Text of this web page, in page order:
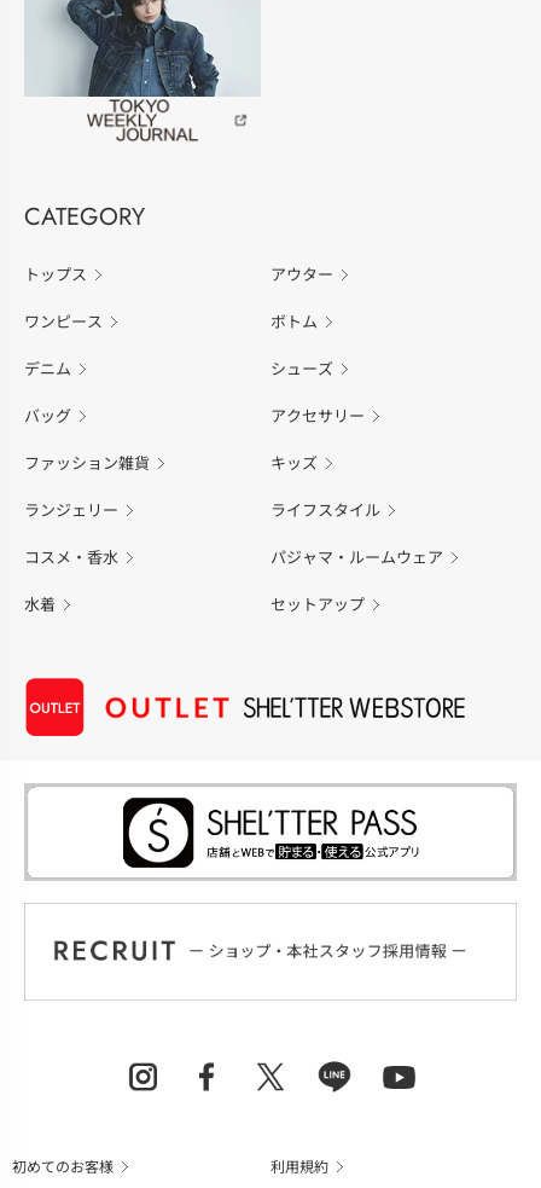
CATEGORY
トップス アウター
ワンピース ボトム
デニム シューズ
バッグ アクセサリー
ファッション雑貨 キッズ
ランジェリー ライフスタイル
コスメ・香水 パジャマ・ルームウェア
水着 セットアップ
初めてのお客様 利用規約